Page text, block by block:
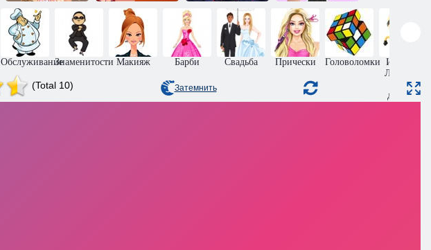
Макияж на
Новый год
Блондинка
София:
Сочетание
стилей
Охотники на
демонов в
стиле К-Поп:
Студия
маникюра
История Анны:
Наряд своими
руками
ОбслуживаниеЗнаменитости Макияж Барби Свадьба Прически Головоломки Игры на
Ловкость
для
девочек
(Total 10) Затемнить